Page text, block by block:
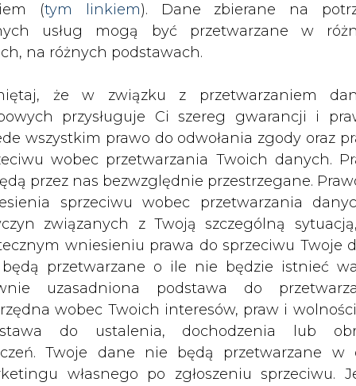
(tym linkiem). Dane zbierane na
usług mogą być przetwarzane w
na różnych podstawach.
że w związku z przetwarzaniem
przysługuje Ci szereg gwarancji i
wszystkim prawo do odwołania zgody oraz
wobec przetwarzania Twoich danych.
przez nas bezwzględnie przestrzegane.
sprzeciwu wobec przetwarzania
związanych z Twoją szczególną
wniesieniu prawa do sprzeciwu Twoje
przetwarzane o ile nie będzie istnieć
uzasadniona podstawa do
wobec Twoich interesów, praw i
do ustalenia, dochodzenia lub
Twoje dane nie będą przetwarzane w
własnego po zgłoszeniu sprzeciwu.
Elektrimu, nie rozstrzyga kwestii,
Telekom czy Vivendi. Według
Siwaka to utrzymanie
stanowisko w radzie nadzorczej (aktualnie
wiceprzewodniczący Michel
oceny oferty Deutsche Telekom i Vivendi. W
Aleksander Kotłowski, Ludwik Klinkosz i
został przedłużony do 8 czerwca.
wielkiej wagi do dymisji Barbary Lundberg.
analityk RCI Poland: - Fotel prezesa
lub Francuz.
za zwolenniczkę oferty Deutsche